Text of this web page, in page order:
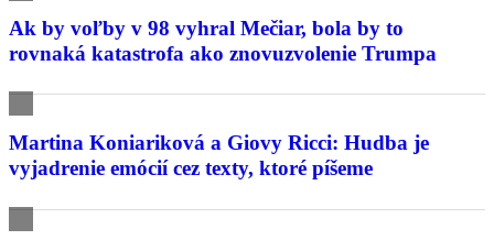
Ak by voľby v 98 vyhral Mečiar, bola by to
rovnaká katastrofa ako znovuzvolenie Trumpa
Martina Koniariková a Giovy Ricci: Hudba je
vyjadrenie emócií cez texty, ktoré píšeme